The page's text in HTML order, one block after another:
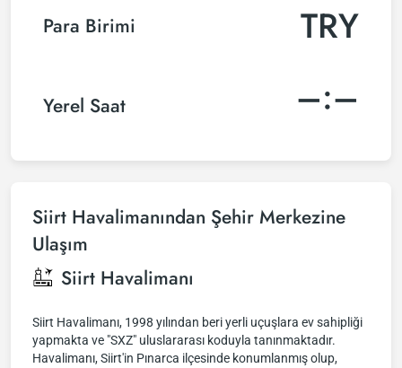
Para Birimi TRY
Yerel Saat –:–
Siirt Havalimanından Şehir Merkezine
Ulaşım
Siirt Havalimanı
Siirt Havalimanı, 1998 yılından beri yerli uçuşlara ev sahipliği
yapmakta ve "SXZ" uluslararası koduyla tanınmaktadır.
Havalimanı, Siirt'in Pınarca ilçesinde konumlanmış olup,